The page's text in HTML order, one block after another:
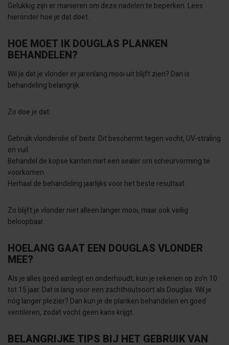
Gelukkig zijn er manieren om deze nadelen te beperken. Lees
hieronder hoe je dat doet.
HOE MOET IK DOUGLAS PLANKEN
BEHANDELEN?
Wil je dat je vlonder er jarenlang mooi uit blijft zien? Dan is
behandeling belangrijk.
Zo doe je dat:
Gebruik vlonderolie of beits. Dit beschermt tegen vocht, UV-straling
en vuil.
Behandel de kopse kanten met een sealer om scheurvorming te
voorkomen.
Herhaal de behandeling jaarlijks voor het beste resultaat.
Zo blijft je vlonder niet alleen langer mooi, maar ook veilig
beloopbaar.
HOELANG GAAT EEN DOUGLAS VLONDER
MEE?
Als je alles goed aanlegt en onderhoudt, kun je rekenen op zo’n 10
tot 15 jaar. Dat is lang voor een zachthoutsoort als Douglas. Wil je
nóg langer plezier? Dan kun je de planken behandelen en goed
ventileren, zodat vocht geen kans krijgt.
BELANGRIJKE TIPS BIJ HET GEBRUIK VAN